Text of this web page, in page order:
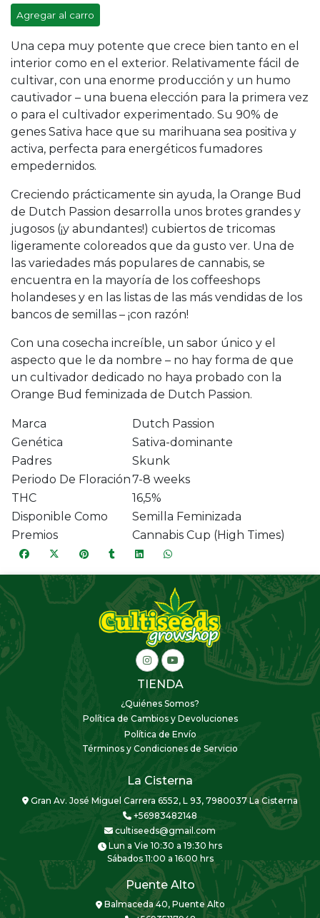
Agregar al carro
Una cepa muy potente que crece bien tanto en el
interior como en el exterior. Relativamente fácil de
cultivar, con una enorme producción y un humo
cautivador – una buena elección para la primera vez
o para el cultivador experimentado. Su 90% de
genes Sativa hace que su marihuana sea positiva y
activa, perfecta para energéticos fumadores
empedernidos.
Creciendo prácticamente sin ayuda, la Orange Bud
de Dutch Passion desarrolla unos brotes grandes y
jugosos (¡y abundantes!) cubiertos de tricomas
ligeramente coloreados que da gusto ver. Una de
las variedades más populares de cannabis, se
encuentra en la mayoría de los coffeeshops
holandeses y en las listas de las más vendidas de los
bancos de semillas – ¡con razón!
Con una cosecha increíble, un sabor único y el
aspecto que le da nombre – no hay forma de que
un cultivador dedicado no haya probado con la
Orange Bud feminizada de Dutch Passion.
Marca
Dutch Passion
Genética
Sativa-dominante
Padres
Skunk
Periodo De Floración7-8 weeks
THC
16,5%
Disponible Como
Semilla Feminizada
Premios
Cannabis Cup (High Times)
TIENDA
¿Quiénes Somos?
Política de Cambios y Devoluciones
Política de Envío
Términos y Condiciones de Servicio
La Cisterna
Gran Av. José Miguel Carrera 6552, L 93, 7980037 La Cisterna
+56983482148
cultiseeds@gmail.com
Lun a Vie 10:30 a 19:30 hrs
Sábados 11:00 a 16:00 hrs
Puente Alto
Balmaceda 40, Puente Alto